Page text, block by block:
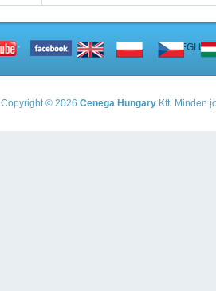
A PEGI
Copyright © 2026 Cenega Hungary Kft. Minden